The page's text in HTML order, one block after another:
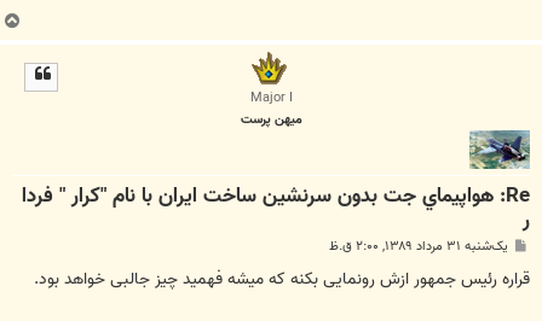
ب
ا
Major I
میهن پرست
Re: هواپيماي جت بدون سرنشين ساخت ايران با نام "كرار " فردا
ر
پ
ت
یک‌شنبه ۳۱ مرداد ۱۳۸۹, ۲:۰۰ ق.ظ
قراره رئیس جمهور ازش رونمایی بکنه که میشه فهمید چیز جالبی خواهد بود.